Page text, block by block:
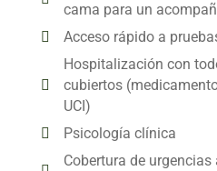
cama para un
Acceso rápido a
Hospitalización con
cubiertos
UCI)
Psicología clínica
Cobertura de